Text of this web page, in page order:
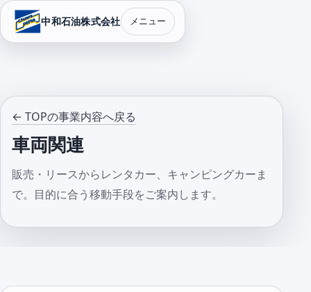
中和石油株式会社 メニュー
← TOPの事業内容へ戻る
車両関連
販売・リースからレンタカー、キャンピングカーま
で。目的に合う移動手段をご案内します。